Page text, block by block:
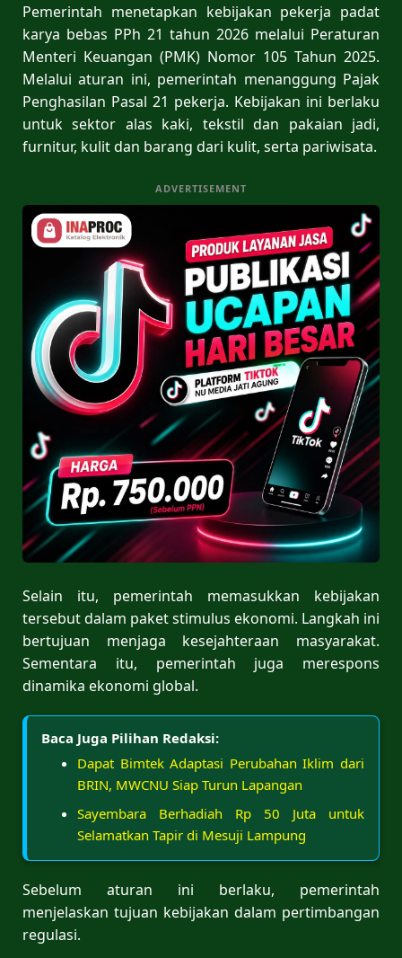
Pemerintah menetapkan kebijakan pekerja padat
karya bebas PPh 21 tahun 2026 melalui Peraturan
Menteri Keuangan (PMK) Nomor 105 Tahun 2025.
Melalui aturan ini, pemerintah menanggung Pajak
Penghasilan Pasal 21 pekerja. Kebijakan ini berlaku
untuk sektor alas kaki, tekstil dan pakaian jadi,
furnitur, kulit dan barang dari kulit, serta pariwisata.
ADVERTISEMENT
Selain itu, pemerintah memasukkan kebijakan
tersebut dalam paket stimulus ekonomi. Langkah ini
bertujuan menjaga kesejahteraan masyarakat.
Sementara itu, pemerintah juga merespons
dinamika ekonomi global.
Baca Juga Pilihan Redaksi:
Dapat Bimtek Adaptasi Perubahan Iklim dari
BRIN, MWCNU Siap Turun Lapangan
Sayembara Berhadiah Rp 50 Juta untuk
Selamatkan Tapir di Mesuji Lampung
Sebelum aturan ini berlaku, pemerintah
menjelaskan tujuan kebijakan dalam pertimbangan
regulasi.